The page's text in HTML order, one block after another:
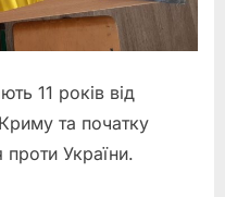
11 років від
та початку
проти України.